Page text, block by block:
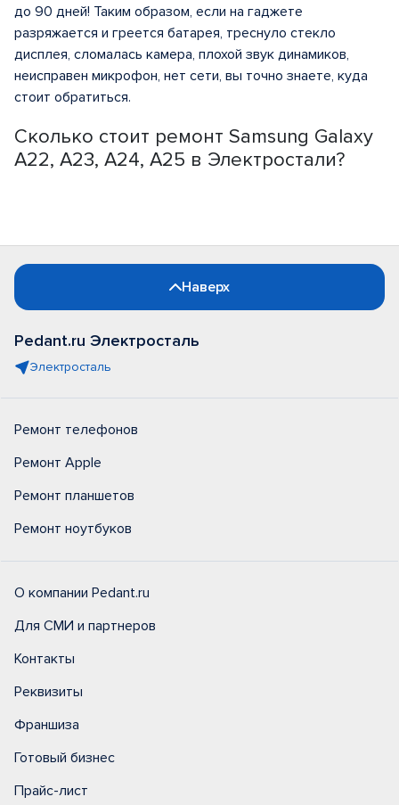
Сколько стоит ремонт Samsung Galaxy
A22, A23, A24, A25 в Электростали?
до 90 дней! Таким образом, если на гаджете
разряжается и греется батарея, треснуло стекло
дисплея, сломалась камера, плохой звук динамиков,
неисправен микрофон, нет сети, вы точно знаете, куда
стоит обратиться.
Наверх
Pedant.ru Электросталь
Электросталь
Ремонт телефонов
Ремонт Apple
Ремонт планшетов
Ремонт ноутбуков
О компании Pedant.ru
Для СМИ и партнеров
Контакты
Реквизиты
Франшиза
Готовый бизнес
Прайс-лист